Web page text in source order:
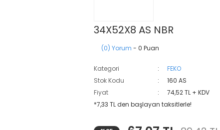
34X52X8 AS NBR
(0) Yorum - 0 Puan
Kategori
FEKO
Stok Kodu
160 AS
Fiyat
74,52 TL + KDV
*7,33 TL den başlayan taksitlerle!